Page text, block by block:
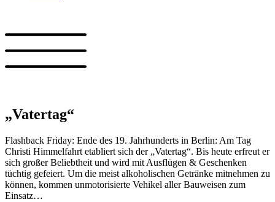
„Vatertag“
Flashback Friday: Ende des 19. Jahrhunderts in Berlin: Am Tag
Christi Himmelfahrt etabliert sich der „Vatertag“. Bis heute erfreut er
sich großer Beliebtheit und wird mit Ausflügen & Geschenken
tüchtig gefeiert. Um die meist alkoholischen Getränke mitnehmen zu
können, kommen unmotorisierte Vehikel aller Bauweisen zum
Einsatz…